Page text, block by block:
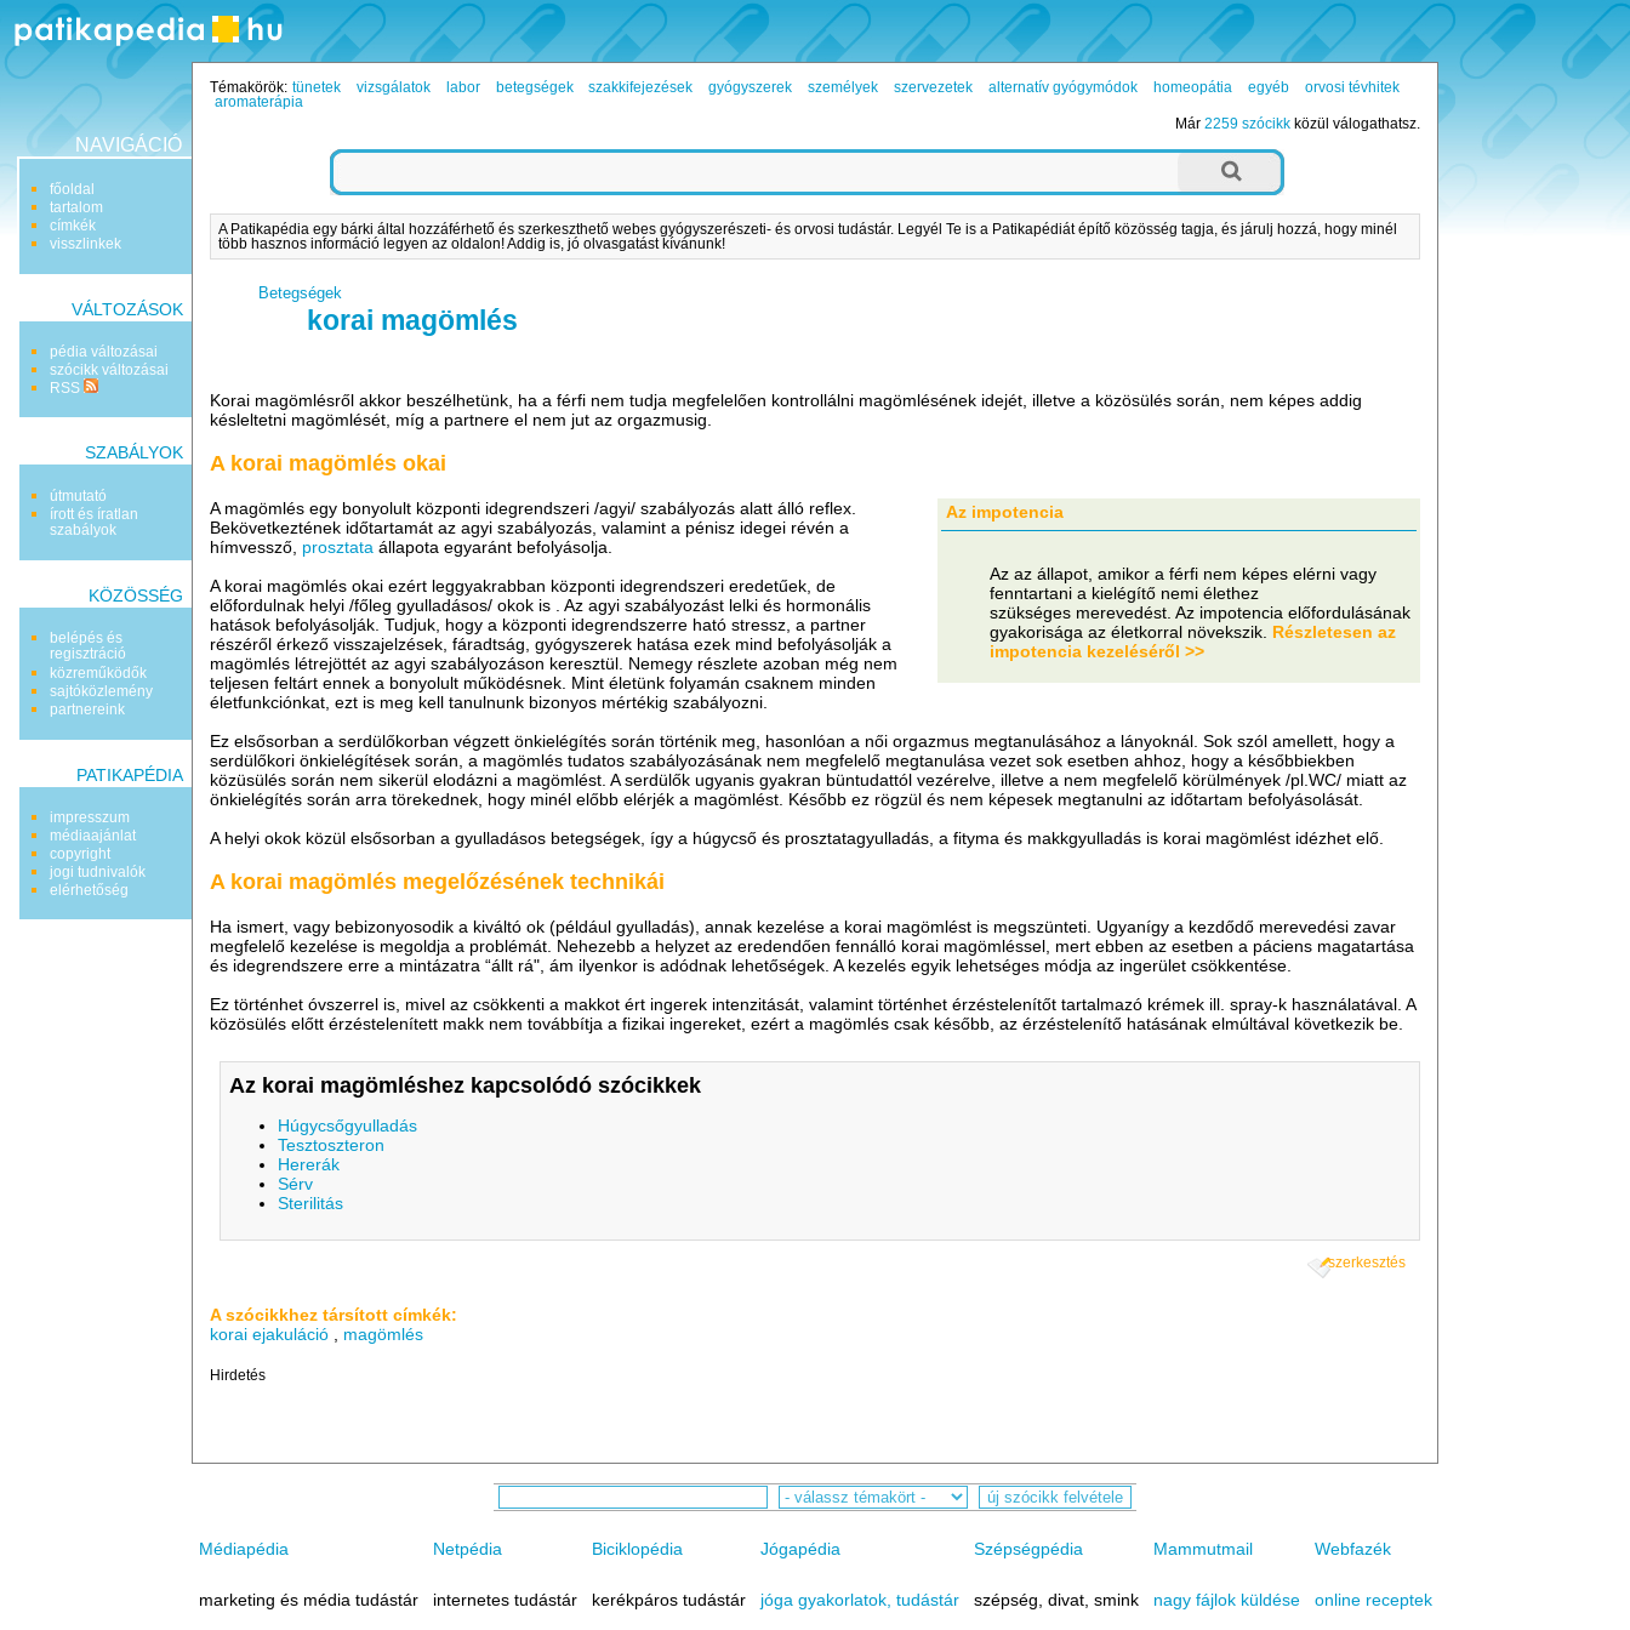
NAVIGÁCIÓ
főoldal
tartalom
címkék
visszlinkek
VÁLTOZÁSOK
pédia változásai
szócikk változásai
RSS
SZABÁLYOK
útmutató
írott és íratlan
szabályok
KÖZÖSSÉG
belépés és
regisztráció
közreműködők
sajtóközlemény
partnereink
PATIKAPÉDIA
impresszum
médiaajánlat
copyright
jogi tudnivalók
elérhetőség
Témakörök: tünetek vizsgálatok labor betegségek szakkifejezések gyógyszerek személyek szervezetek alternatív gyógymódok homeopátia egyéb
orvosi tévhitek
aromaterápia
Már 2259 szócikkközül válogathatsz.
A Patikapédia egy bárki által hozzáférhető és szerkeszthető webes gyógyszerészeti- és orvosi tudástár. Legyél Te is a Patikapédiát építő közösség tagja, és járulj hozzá, hogy minél
több hasznos információ legyen az oldalon! Addig is, jó olvasgatást kívánunk!
Betegségek
korai magömlés
Korai magömlésről akkor beszélhetünk, ha a férfi nem tudja megfelelően kontrollálni magömlésének idejét, illetve a közösülés során, nem képes addig
késleltetni magömlését, míg a partnere el nem jut az orgazmusig.
A korai magömlés okai
Az impotencia
Az az állapot, amikor a férfi nem képes elérni vagy
fenntartani a kielégítő nemi élethez
szükséges merevedést. Az impotencia előfordulásának
gyakorisága az életkorral növekszik. Részletesen az
impotencia kezeléséről >>
A magömlés egy bonyolult központi idegrendszeri /agyi/ szabályozás alatt álló reflex.
Bekövetkeztének időtartamát az agyi szabályozás, valamint a pénisz idegei révén a
hímvessző, prosztata állapota egyaránt befolyásolja.
A korai magömlés okai ezért leggyakrabban központi idegrendszeri eredetűek, de
előfordulnak helyi /főleg gyulladásos/ okok is . Az agyi szabályozást lelki és hormonális
hatások befolyásolják. Tudjuk, hogy a központi idegrendszerre ható stressz, a partner
részéről érkező visszajelzések, fáradtság, gyógyszerek hatása ezek mind befolyásolják a
magömlés létrejöttét az agyi szabályozáson keresztül. Nemegy részlete azoban még nem
teljesen feltárt ennek a bonyolult működésnek. Mint életünk folyamán csaknem minden
életfunkciónkat, ezt is meg kell tanulnunk bizonyos mértékig szabályozni.
Ez elsősorban a serdülőkorban végzett önkielégítés során történik meg, hasonlóan a női orgazmus megtanulásához a lányoknál. Sok szól amellett, hogy a
serdülőkori önkielégítések során, a magömlés tudatos szabályozásának nem megfelelő megtanulása vezet sok esetben ahhoz, hogy a későbbiekben
közüsülés során nem sikerül elodázni a magömlést. A serdülők ugyanis gyakran büntudattól vezérelve, illetve a nem megfelelő körülmények /pl.WC/ miatt az
önkielégítés során arra törekednek, hogy minél előbb elérjék a magömlést. Később ez rögzül és nem képesek megtanulni az időtartam befolyásolását.
A helyi okok közül elsősorban a gyulladásos betegségek, így a húgycső és prosztatagyulladás, a fityma és makkgyulladás is korai magömlést idézhet elő.
A korai magömlés megelőzésének technikái
Ha ismert, vagy bebizonyosodik a kiváltó ok (például gyulladás), annak kezelése a korai magömlést is megszünteti. Ugyanígy a kezdődő merevedési zavar
megfelelő kezelése is megoldja a problémát. Nehezebb a helyzet az eredendően fennálló korai magömléssel, mert ebben az esetben a páciens magatartása
és idegrendszere erre a mintázatra “állt rá", ám ilyenkor is adódnak lehetőségek. A kezelés egyik lehetséges módja az ingerület csökkentése.
Ez történhet óvszerrel is, mivel az csökkenti a makkot ért ingerek intenzitását, valamint történhet érzéstelenítőt tartalmazó krémek ill. spray-k használatával. A
közösülés előtt érzéstelenített makk nem továbbítja a fizikai ingereket, ezért a magömlés csak később, az érzéstelenítő hatásának elmúltával következik be.
Az korai magömléshez kapcsolódó szócikkek
Húgycsőgyulladás
Tesztoszteron
Hererák
Sérv
Sterilitás
szerkesztés
A szócikkhez társított címkék:
korai ejakuláció
magömlés
Hirdetés
Médiapédia Netpédia Biciklopédia Jógapédia Szépségpédia Mammutmail Webfazék
marketing és média tudástár internetes tudástár kerékpáros tudástár jóga gyakorlatok, tudástár szépség, divat, smink nagy fájlok küldése online receptek